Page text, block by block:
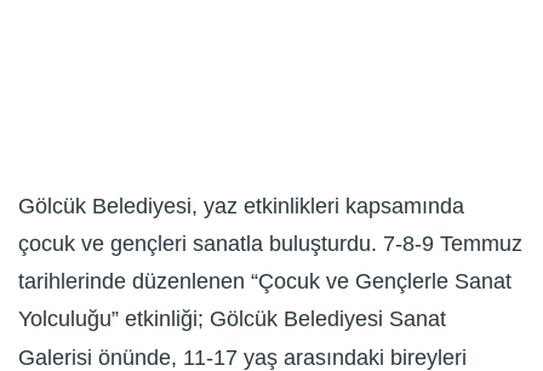
Gölcük Belediyesi, yaz etkinlikleri kapsamında
çocuk ve gençleri sanatla buluşturdu. 7-8-9 Temmuz
tarihlerinde düzenlenen “Çocuk ve Gençlerle Sanat
Yolculuğu” etkinliği; Gölcük Belediyesi Sanat
Galerisi önünde, 11-17 yaş arasındaki bireyleri